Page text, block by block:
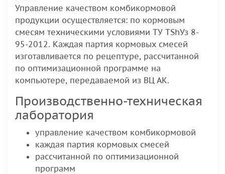
Управление качеством комбикормовой
продукции осуществляется: по кормовым
смесям техническими условиями ТУ ТShУз 8-
95-2012. Каждая партия кормовых смесей
изготавливается по рецептуре, рассчитанной
по оптимизационной программе на
компьютере, передаваемой из ВЦ АК.
Производственно-техническая
лаборатория
управление качеством комбикормовой
каждая партия кормовых смесей
рассчитанной по оптимизационной
программ